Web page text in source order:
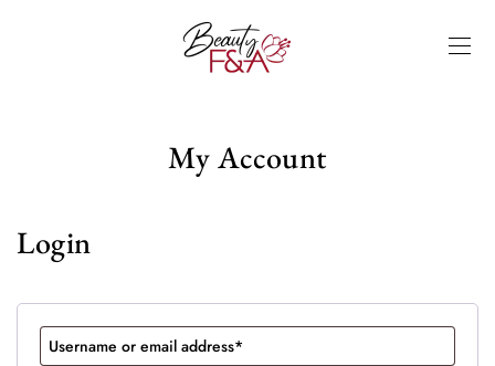
My Account
Login